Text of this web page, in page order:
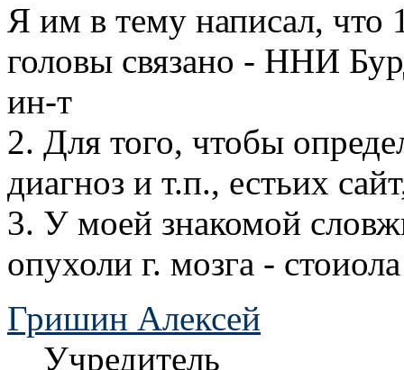
Я им в тему написал, что
головы связано - ННИ
ин-т
2. Для того, чтобы
диагноз и т.п., естьих
3. У моей знакомой
опухоли г. мозга -
Гришин Алексей
Учредитель